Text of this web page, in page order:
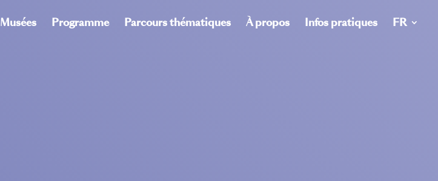
Musées Programme Parcours thématiques À propos Infos pratiques FR